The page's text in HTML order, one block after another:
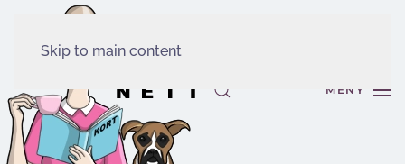
Skip to main content
MENY